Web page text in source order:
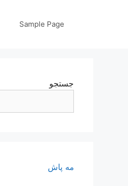
Sample Page
جستجو
مه پاش